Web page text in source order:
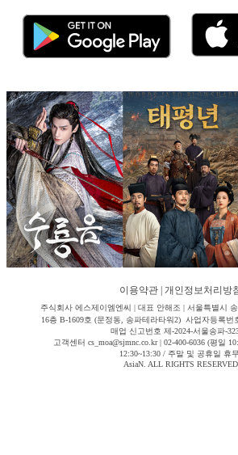
이용약관 개인정보처리방
주식회사 에스제이엠엔씨 | 대표 안해조 | 서울특별시
16층 B-1609호 (문정동, 송파테라타워2) 사업자등록번
매업 신고번호 제-2024-서울송파-
고객센터 cs_moa@sjmnc.co.kr | 02-400-6036 (평일
12:30~13:30 / 주말 및 공휴일 휴
AsiaN. ALL RIGHTS RESERVED